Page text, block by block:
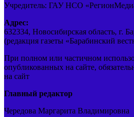
Учредитель: ГАУ НСО
Адрес:
632334, Новосибирская область, г.
(редакция газеты «Барабинский
При полном или частичном
опубликованных на сайте,
на сайт
Главный редактор
Чередова Маргарита Владимировна